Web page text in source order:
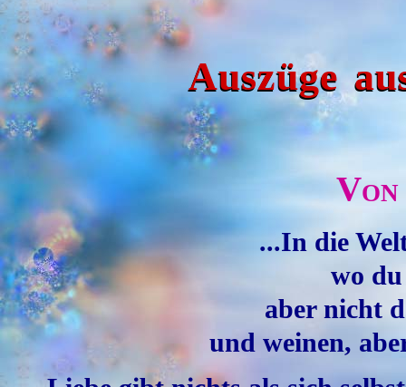
Auszüge
...In die
wo
aber nicht
und weinen,